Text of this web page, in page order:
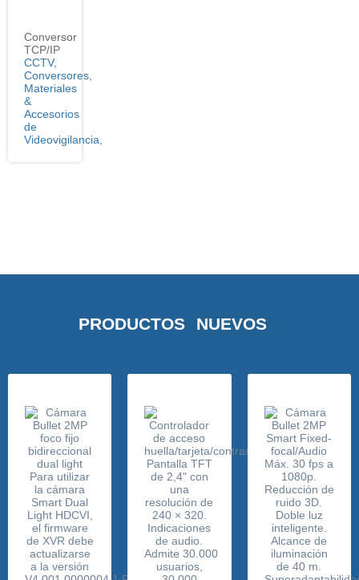
Conversor
TCP/IP
CCTV,
Conversores,
Materiales
&
Accesorios
de
Videovigilancia,
PRODUCTOS NUEVOS